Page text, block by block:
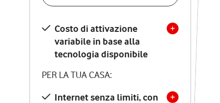
Costo di attivazione
variabile in base alla
tecnologia disponibile
PER LA TUA CASA:
Internet senza limiti, con
Costo di attivazione
variabile in base alla
tecnologia disponibile
PER LA TUA CASA:
Internet senza limiti, con
la migliore tecnologia